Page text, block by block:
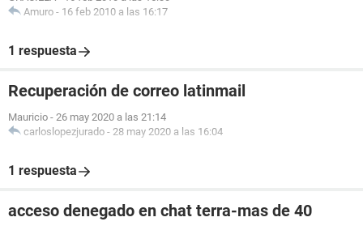
Amuro - 16 feb 2010 a las 16:17
1 respuesta
Recuperación de correo latinmail
Mauricio - 26 may 2020 a las 21:14
carloslopezjurado - 28 may 2020 a las 16:04
1 respuesta
acceso denegado en chat terra-mas de 40